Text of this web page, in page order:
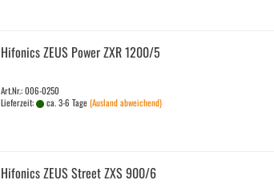
Hi­fo­nics ZEUS Power ZXR 1200/5
Art.Nr.: 006-0250
Lieferzeit:
ca. 3-6 Tage(Ausland abweichend)
Hi­fo­nics ZEUS Street ZXS 900/6